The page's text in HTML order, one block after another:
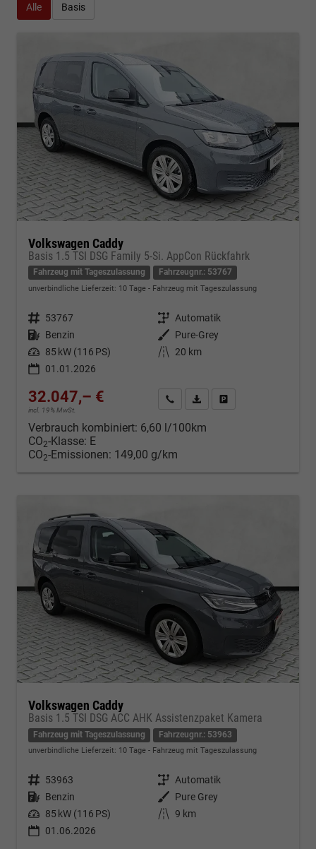
Alle Basis
Volkswagen Caddy
Basis 1.5 TSI DSG Family 5-Si. AppCon Rückfahrk
Fahrzeug mit Tageszulassung Fahrzeugnr.: 53767
unverbindliche Lieferzeit: 10 Tage Fahrzeug mit Tageszulassung
Fahrzeugnr. 53767 Getriebe Automatik
Kraftstoff Benzin Außenfarbe
Pure-Grey
Leistung 85 kW (116 PS) Kilometerstand
20 km
01.01.2026
32.047,– €
incl. 19% MwSt.
Kontakt & Angebot anfordern
PDF-Datei, Fahrzeugexposé
Verbrauch kombiniert: 6,60 l/100km
CO2-Klasse: E
CO2-Emissionen: 149,00 g/km
Volkswagen Caddy
Basis 1.5 TSI DSG ACC AHK Assistenzpaket Kamera
Fahrzeug mit Tageszulassung Fahrzeugnr.: 53963
unverbindliche Lieferzeit: 10 Tage Fahrzeug mit Tageszulassung
Fahrzeugnr. 53963 Getriebe Automatik
Kraftstoff Benzin Außenfarbe
Pure Grey
Leistung 85 kW (116 PS) Kilometerstand 9 km
01.06.2026